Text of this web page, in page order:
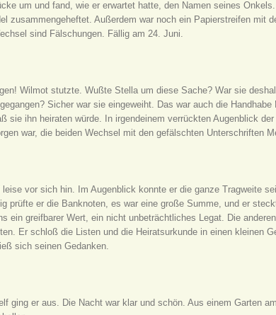
um und fand, wie er erwartet hatte, den Namen seines
zusammengeheftet. Außerdem war noch ein Papierstreifen mit
sind Fälschungen. Fällig am 24. Juni.
Wilmot stutzte. Wußte Stella um diese Sache? War sie
Sicher war sie eingeweiht. Das war auch die
sie ihn heiraten würde. In irgendeinem verrückten Augenblick
war, die beiden Wechsel mit den gefälschten Unterschriften
vor sich hin. Im Augenblick konnte er die ganze Tragweite
prüfte er die Banknoten, es war eine große Summe, und er
ein greifbarer Wert, ein nicht unbeträchtliches Legat. Die
Er schloß die Listen und die Heiratsurkunde in einen kleinen
sich seinen Gedanken.
ging er aus. Die Nacht war klar und schön. Aus einem Garten